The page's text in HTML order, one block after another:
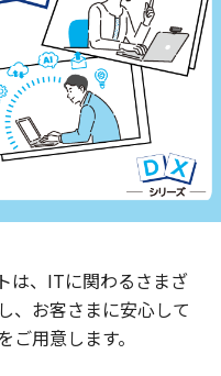
は、ITに関わるさまざ
、お客さまに安心して
用意します。